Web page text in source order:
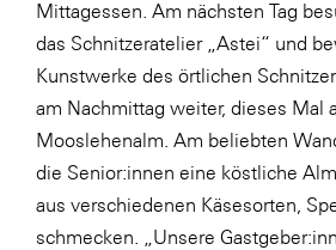
Primark
Salesforce
sebamed
SeneCura
SERVICE&MORE
SKINUANCE®
Mittagessen. Am nächsten Tag
das Schnitzeratelier „Astei“ und
Kunstwerke des örtlichen
am Nachmittag weiter, dieses Mal
Mooslehenalm. Am beliebten
die Senior:innen eine köstliche
aus verschiedenen Käsesorten,
schmecken. „Unsere